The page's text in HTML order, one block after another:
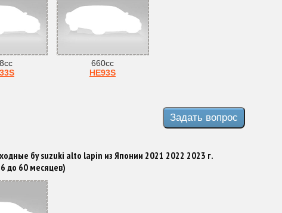
660cc
HE93S
бу suzuki alto lapin из Японии 2021 2022 2023 г.
до 60 месяцев)